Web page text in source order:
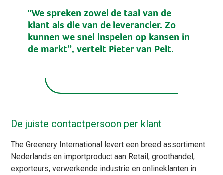
"We spreken zowel de taal van de
klant als die van de leverancier. Zo
kunnen we snel inspelen op kansen in
de markt”, vertelt Pieter van Pelt.
De juiste contactpersoon per klant
The Greenery International levert een breed assortiment
Nederlands en importproduct aan Retail, groothandel,
exporteurs, verwerkende industrie en onlineklanten in